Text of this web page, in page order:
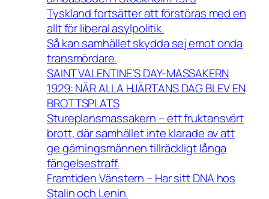
Tyskland fortsätter att förstöras med en
allt för liberal asylpolitik.
Så kan samhället skydda sej emot onda
transmördare.
SAINT VALENTINE’S DAY-MASSAKERN
1929: NÄR ALLA HJÄRTANS DAG BLEV EN
BROTTSPLATS
Stureplansmassakern – ett fruktansvärt
brott, där samhället inte klarade av att
ge gärningsmännen tillräckligt långa
fängelsestraff.
Framtiden Vänstern – Har sitt DNA hos
Stalin och Lenin.